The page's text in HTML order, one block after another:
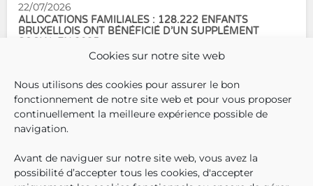
Cookies sur notre site web
Nous utilisons des cookies pour assurer le bon
fonctionnement de notre site web et pour vous proposer
continuellement la meilleure expérience possible de
navigation.
Avant de naviguer sur notre site web, vous avez la
possibilité d’accepter tous les cookies, d'accepter
22/07/2026
ALLOCATIONS FAMILIALES : 128.222 ENFANTS
BRUXELLOIS ONT BÉNÉFICIÉ D’UN SUPPLÉMENT
En décembre 2025, 304.966
enfants bruxellois avaient droit
aux allocations familiales.
Parmi eux, 128.222
supplément social en plus du
montant de base de leurs all
QUI SOMMES-NOUS ?
TRAVAILLER CHEZ NOUS